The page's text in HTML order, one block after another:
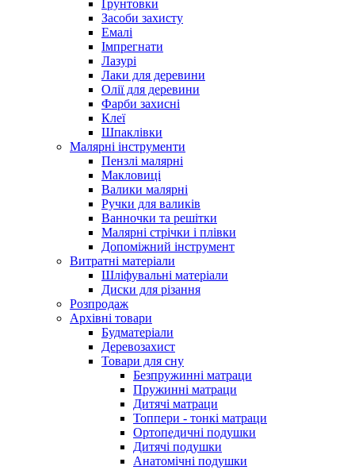
Ґрунтовки
Засоби захисту
Емалі
Імпрегнати
Лазурі
Лаки для деревини
Олії для деревини
Фарби захисні
Клеї
Шпаклівки
Малярні інструменти
Пензлі малярні
Макловиці
Валики малярні
Ручки для валиків
Ванночки та решітки
Малярні стрічки і плівки
Допоміжний інструмент
Витратні матеріали
Шліфувальні матеріали
Диски для різання
Розпродаж
Архівні товари
Будматеріали
Деревозахист
Товари для сну
Безпружинні матраци
Пружинні матраци
Дитячі матраци
Топпери - тонкі матраци
Ортопедичні подушки
Дитячі подушки
Анатомічні подушки